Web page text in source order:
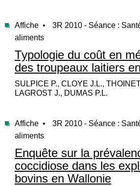
Affiche •
3R 2010 - Séance :
aliments
Typologie du coût en
des troupeaux laitiers
SULPICE P., CLOYE J.L.,
LAGROST J., DUMAS P.L.
Affiche •
3R 2010 - Séance :
aliments
Enquête sur la
coccidiose dans les
bovins en Wallonie